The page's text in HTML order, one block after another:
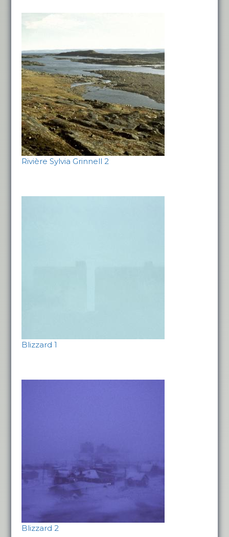
Rivière Sylvia Grinnell 2
Blizzard 1
Blizzard 2